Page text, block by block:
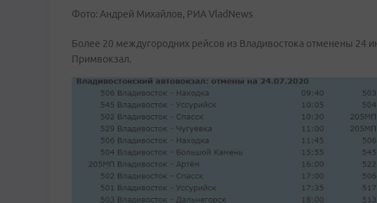
Фото: Андрей Михайлов, РИА VladNews
Более 20 междугородних рейсов из Владивостока отменены 24
Примвокзал.